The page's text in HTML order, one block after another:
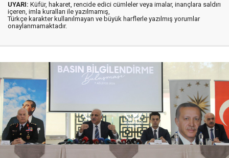
UYARI: Küfür, hakaret, rencide edici cümleler veya imalar, inançlara saldırı
içeren, imla kuralları ile yazılmamış,
Türkçe karakter kullanılmayan ve büyük harflerle yazılmış yorumlar
onaylanmamaktadır.